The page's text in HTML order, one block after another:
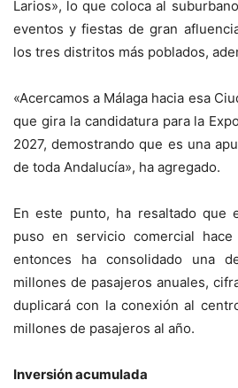
Larios», lo que coloca al
eventos y fiestas de gran
los tres distritos más poblados,
«Acercamos a Málaga hacia esa
que gira la candidatura para la
2027, demostrando que es una
de toda Andalucía», ha agregado.
En este punto, ha resaltado que
puso en servicio comercial
entonces ha consolidado una
millones de pasajeros anuales,
duplicará con la conexión al
millones de pasajeros al año.
Inversión acumulada